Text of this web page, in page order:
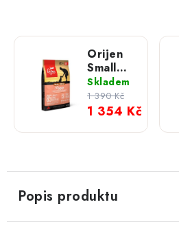
Orijen
Small
Breed
Puppy;
4,5 kg
Skladem
1 354 Kč
1 390 Kč
Popis produktu